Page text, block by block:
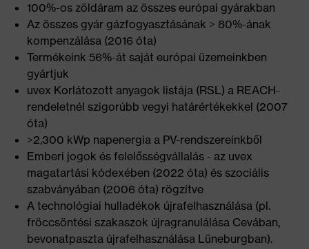
100%-os zöldáram az összes európai gyárakban
Az összes gyár gázfogyasztásának > 80%-ának
kompenzálása (2016 óta)
Termékeink 56%-át saját európai üzemeinkben
gyártjuk
uvex Korlátozott anyagok listája (RSL) a REACH-
rendeletnél szigorúbb vegyi határértékekkel (2007
óta)
>2,300 kWp napenergia a PV-rendszereinkből
Emberi jogok és felelősségvállalás - az uvex
magatartási kódexében (2022 óta) és szociális
szabványában (2006 óta) rögzítve
A technológiai hulladékok újrafelhasználása (pl.
fröccsöntési szakaszok újragranulálása Cevában,
bevonatpaszta újrafelhasználása Lüneburgban).